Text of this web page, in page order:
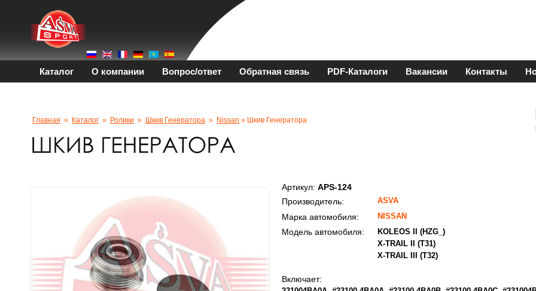
Каталог О компании Вопрос/ответ Обратная связь PDF-Каталоги Вакансии Контакты
Главная » Каталог » Ролики » Шкив Генератора » Nissan » Шкив Генератора
Артикул: APS-124
Производитель:
ASVA
Марка автомобиля: NISSAN
Модель автомобиля:
KOLEOS II (HZG_)
X-TRAIL II (T31)
X-TRAIL III (T32)
Включает: